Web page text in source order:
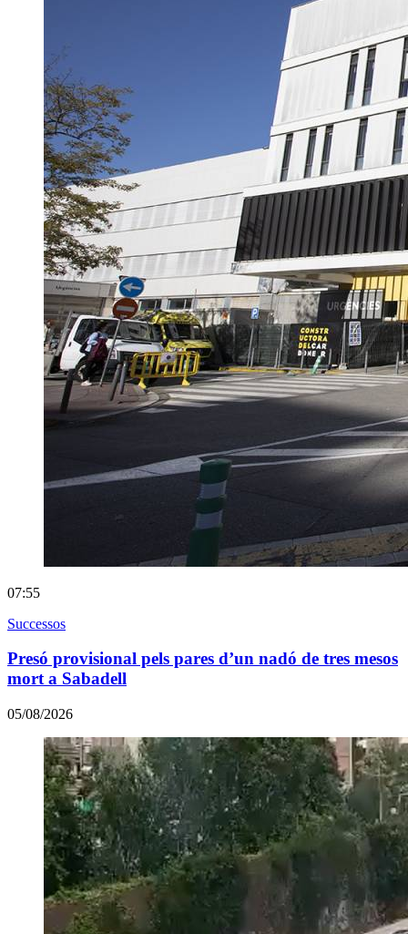
07:55
Successos
Presó provisional pels pares d’un nadó de tres mesos
mort a Sabadell
05/08/2026